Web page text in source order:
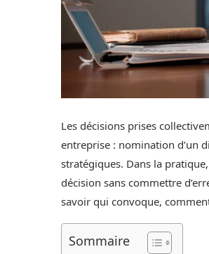
Les décisions prises
entreprise : nomination d’un
stratégiques. Dans la
décision sans commettre
savoir qui convoque,
Sommaire